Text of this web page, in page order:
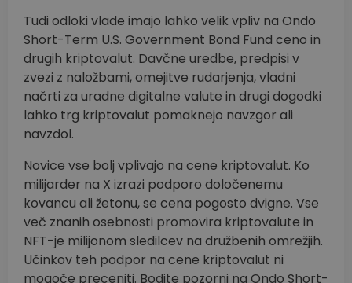
Tudi odloki vlade imajo lahko velik vpliv na Ondo
Short-Term U.S. Government Bond Fund ceno in
drugih kriptovalut. Davčne uredbe, predpisi v
zvezi z naložbami, omejitve rudarjenja, vladni
načrti za uradne digitalne valute in drugi dogodki
lahko trg kriptovalut pomaknejo navzgor ali
navzdol.
Novice vse bolj vplivajo na cene kriptovalut. Ko
milijarder na X izrazi podporo določenemu
kovancu ali žetonu, se cena pogosto dvigne. Vse
več znanih osebnosti promovira kriptovalute in
NFT-je milijonom sledilcev na družbenih omrežjih.
Učinkov teh podpor na cene kriptovalut ni
mogoče preceniti. Bodite pozorni na Ondo Short-